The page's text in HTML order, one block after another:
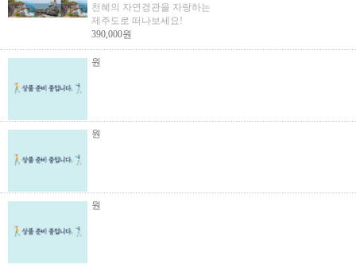
천혜의 자연경관을 자랑하는
제주도로 떠나보세요!
390,000원
원
원
원